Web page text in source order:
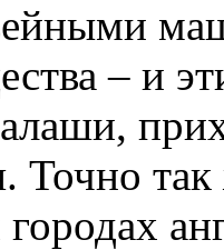
– и
Точно